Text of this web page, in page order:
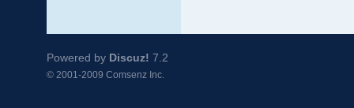
Powered by Discuz! 7.2
© 2001-2009 Comsenz Inc.